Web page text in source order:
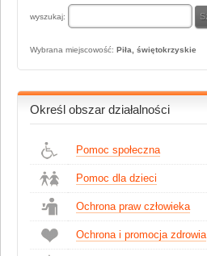
wyszukaj:
Wybrana miejscowość: Piła, świętokrzyskie
Określ obszar działalności
Pomoc społeczna
Pomoc dla dzieci
Ochrona praw człowieka
Ochrona i promocja zdrowia